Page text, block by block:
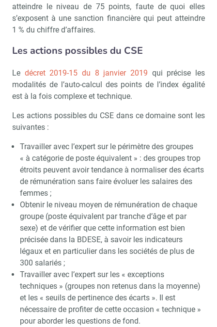
atteindre le niveau de 75 points, faute de quoi elles
s’exposent à une sanction financière qui peut atteindre
1 % du chiffre d’affaires.
Les actions possibles du CSE
Le décret 2019-15 du 8 janvier 2019 qui précise les
modalités de l’auto-calcul des points de l’index égalité
est à la fois complexe et technique.
Les actions possibles du CSE dans ce domaine sont les
suivantes :
Travailler avec l’expert sur le périmètre des groupes
« à catégorie de poste équivalent » : des groupes trop
étroits peuvent avoir tendance à normaliser des écarts
de rémunération sans faire évoluer les salaires des
femmes ;
Obtenir le niveau moyen de rémunération de chaque
groupe (poste équivalent par tranche d’âge et par
sexe) et de vérifier que cette information est bien
précisée dans la BDESE, à savoir les indicateurs
légaux et en particulier dans les sociétés de plus de
300 salariés ;
Travailler avec l’expert sur les « exceptions
techniques » (groupes non retenus dans la moyenne)
et les « seuils de pertinence des écarts ». Il est
nécessaire de profiter de cette occasion « technique »
pour aborder les questions de fond.